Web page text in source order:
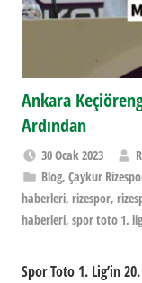
Ankara
Ardından
30 Ocak 2023
Blog,Çaykur
haberleri, rizespor,
haberleri, spor toto 1. lig
Spor Toto 1. Lig’in